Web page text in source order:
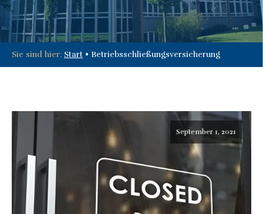
Sie sind hier: Start • Betriebsschließungsversicherung
September 1, 2021